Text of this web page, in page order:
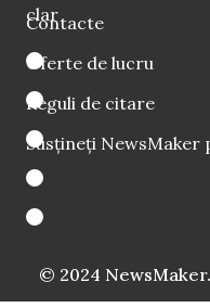
clar
Contacte
Oferte de lucru
Reguli de citare
Susțineți NewsMaker
© 2024